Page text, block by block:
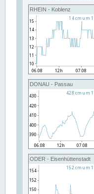
RHEIN - Koblenz
DONAU - Passau
ODER - Eisenhüttenstadt